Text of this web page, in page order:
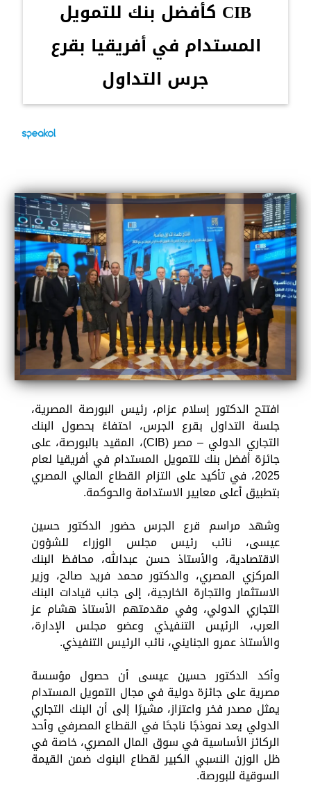
CIB كأفضل بنك للتمويل
المستدام في أفريقيا بقرع
جرس التداول
افتتح الدكتور إسلام عزام، رئيس البورصة المصرية،
جلسة التداول بقرع الجرس، احتفاءً بحصول البنك
التجاري الدولي – مصر (CIB)، المقيد بالبورصة، على
جائزة أفضل بنك للتمويل المستدام في أفريقيا لعام
2025، في تأكيد على التزام القطاع المالي المصري
بتطبيق أعلى معايير الاستدامة والحوكمة.
وشهد مراسم قرع الجرس حضور الدكتور حسين
عيسى، نائب رئيس مجلس الوزراء للشؤون
الاقتصادية، والأستاذ حسن عبدالله، محافظ البنك
المركزي المصري، والدكتور محمد فريد صالح، وزير
الاستثمار والتجارة الخارجية، إلى جانب قيادات البنك
التجاري الدولي، وفي مقدمتهم الأستاذ هشام عز
العرب، الرئيس التنفيذي وعضو مجلس الإدارة،
والأستاذ عمرو الجنايني، نائب الرئيس التنفيذي.
وأكد الدكتور حسين عيسى أن حصول مؤسسة
مصرية على جائزة دولية في مجال التمويل المستدام
يمثل مصدر فخر واعتزاز، مشيرًا إلى أن البنك التجاري
الدولي يعد نموذجًا ناجحًا في القطاع المصرفي وأحد
الركائز الأساسية في سوق المال المصري، خاصة في
ظل الوزن النسبي الكبير لقطاع البنوك ضمن القيمة
السوقية للبورصة.